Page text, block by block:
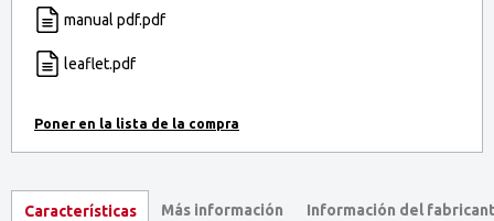
manual pdf.pdf
leaflet.pdf
Características Más información Información del